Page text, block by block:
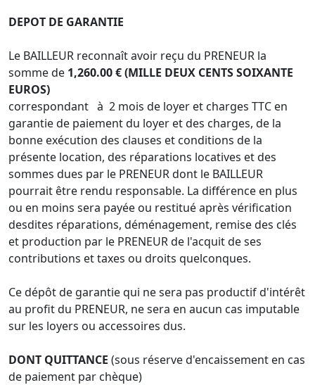
DEPOT DE GARANTIE
Le BAILLEUR reconnaît avoir reçu du PRENEUR la
somme de 1,260.00 € (MILLE DEUX CENTS SOIXANTE
EUROS)
correspondant à 2 mois de loyer et charges TTC en
garantie de paiement du loyer et des charges, de la
bonne exécution des clauses et conditions de la
présente location, des réparations locatives et des
sommes dues par le PRENEUR dont le BAILLEUR
pourrait être rendu responsable. La différence en plus
ou en moins sera payée ou restitué après vérification
desdites réparations, déménagement, remise des clés
et production par le PRENEUR de l'acquit de ses
contributions et taxes ou droits quelconques.
Ce dépôt de garantie qui ne sera pas productif d'intérêt
au profit du PRENEUR, ne sera en aucun cas imputable
sur les loyers ou accessoires dus.
DONT QUITTANCE (sous réserve d'encaissement en cas
de paiement par chèque)